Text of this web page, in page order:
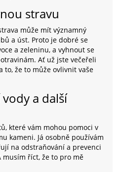
stravu
může mít významný
a úst. Proto je dobré se
a zeleninu, a vyhnout se
Ať už jste večeřeli
to, že to může ovlivnit vaše
a další
které vám mohou pomoci v
kameni. Já osobně používám
na odstraňování a prevenci
musím říct, že to pro mě